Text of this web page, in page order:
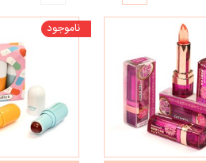
ناموجود